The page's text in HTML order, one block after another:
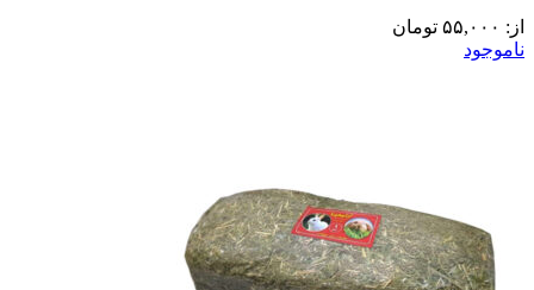
از: ۵۵,۰۰۰ تومان
ناموجود